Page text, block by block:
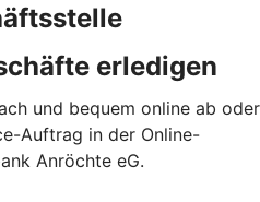
erledigen
und bequem online ab oder
Auftrag in der Online-
Anröchte eG.